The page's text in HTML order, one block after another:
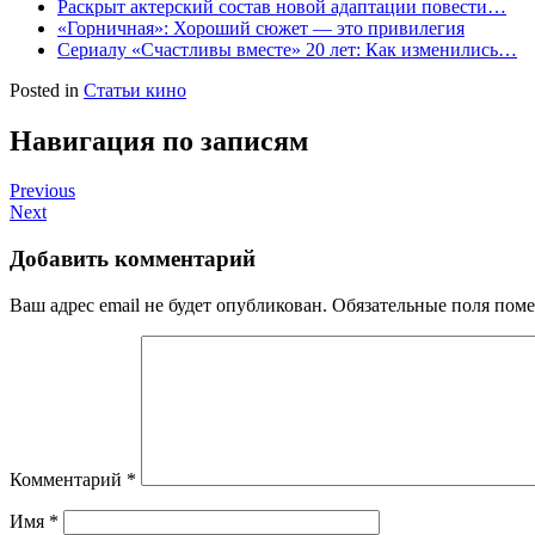
Раскрыт актерский состав новой адаптации повести…
«Горничная»: Хороший сюжет — это привилегия
Сериалу «Счастливы вместе» 20 лет: Как изменились…
Posted in Статьи кино
Навигация по записям
Previous
Next
Добавить комментарий
Ваш адрес email не будет опубликован. Обязательные поля
Комментарий *
Имя *